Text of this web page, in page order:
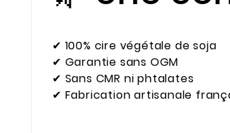
✔ 100% cire végétale de soja
✔ Garantie sans OGM
✔ Sans CMR ni phtalates
✔ Fabrication artisanale